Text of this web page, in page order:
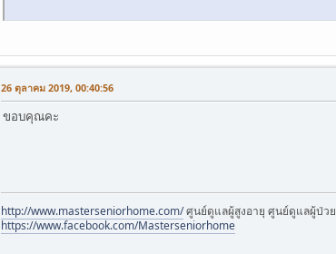
26 ตุลาคม 2019, 00:40:56
ขอบคุณคะ
http://www.masterseniorhome.com/ศูนย์ดูแลผู้สูงอายุ ศูนย์ดูแลผู้ป่วย
https://www.facebook.com/Masterseniorhome